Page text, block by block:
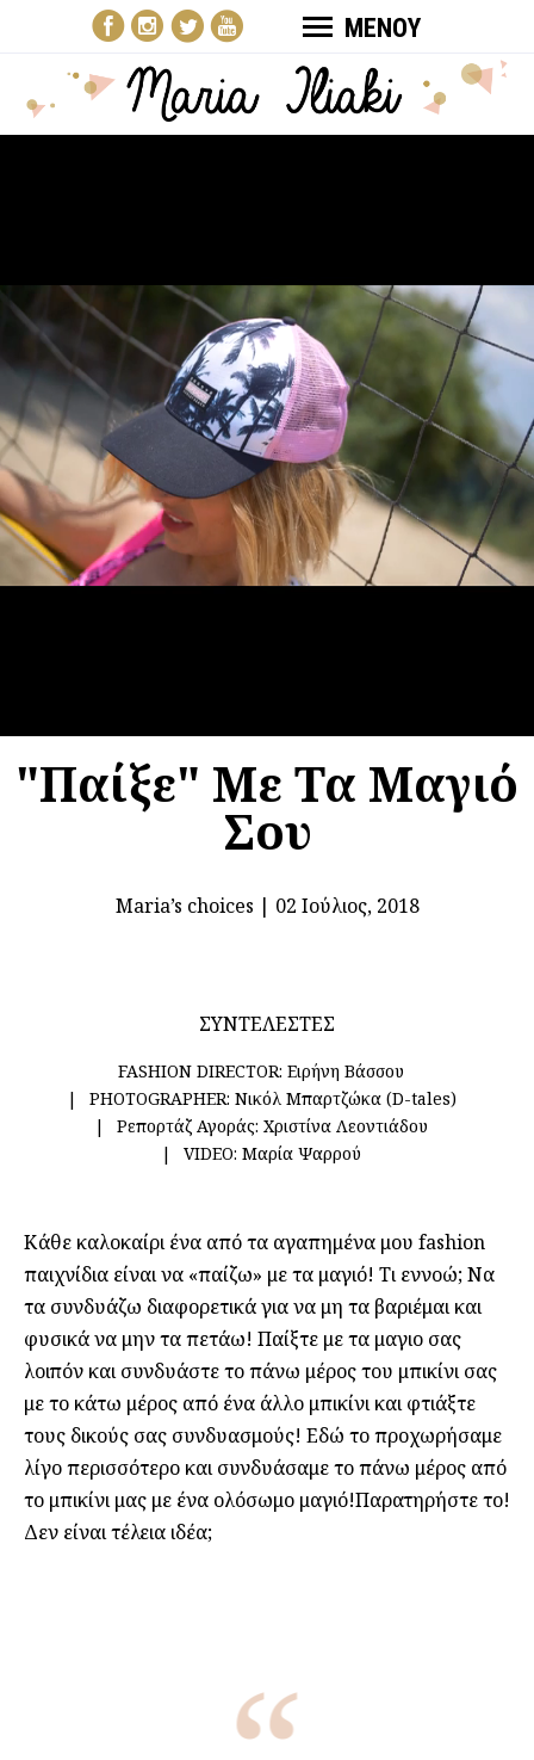
ΜΕΝΟΥ
"Παίξε" Με Τα Μαγιό
Σου
Μaria’s choices | 02 Ιούλιος, 2018
ΣΥΝΤΕΛΕΣΤΕΣ
FASHION DIRECTOR: Ειρήνη Βάσσου
PHOTOGRAPHER: Νικόλ Μπαρτζώκα (D-tales)
Ρεπορτάζ Αγοράς: Χριστίνα Λεοντιάδου
VIDEO: Μαρία Ψαρρού
Κάθε καλοκαίρι ένα από τα αγαπημένα μου fashion
παιχνίδια είναι να «παίζω» με τα μαγιό! Τι εννοώ; Να
τα συνδυάζω διαφορετικά για να μη τα βαριέμαι και
φυσικά να μην τα πετάω! Παίξτε με τα μαγιο σας
λοιπόν και συνδυάστε το πάνω μέρος του μπικίνι σας
με το κάτω μέρος από ένα άλλο μπικίνι και φτιάξτε
τους δικούς σας συνδυασμούς! Εδώ το προχωρήσαμε
λίγο περισσότερο και συνδυάσαμε το πάνω μέρος από
το μπικίνι μας με ένα ολόσωμο μαγιό!Παρατηρήστε το!
Δεν είναι τέλεια ιδέα;